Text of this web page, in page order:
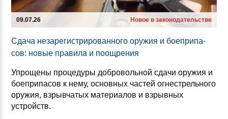
09.07.26 Новое в законодательстве
Сда­ча не­за­ре­гис­три­ро­ван­но­го ору­жия и бо­еп­ри­па­
сов: но­вые пра­ви­ла и по­ощ­ре­ния
Упрощены процедуры добровольной сдачи оружия и
боеприпасов к нему, основных частей огнестрельного
оружия, взрывчатых материалов и взрывных
устройств.